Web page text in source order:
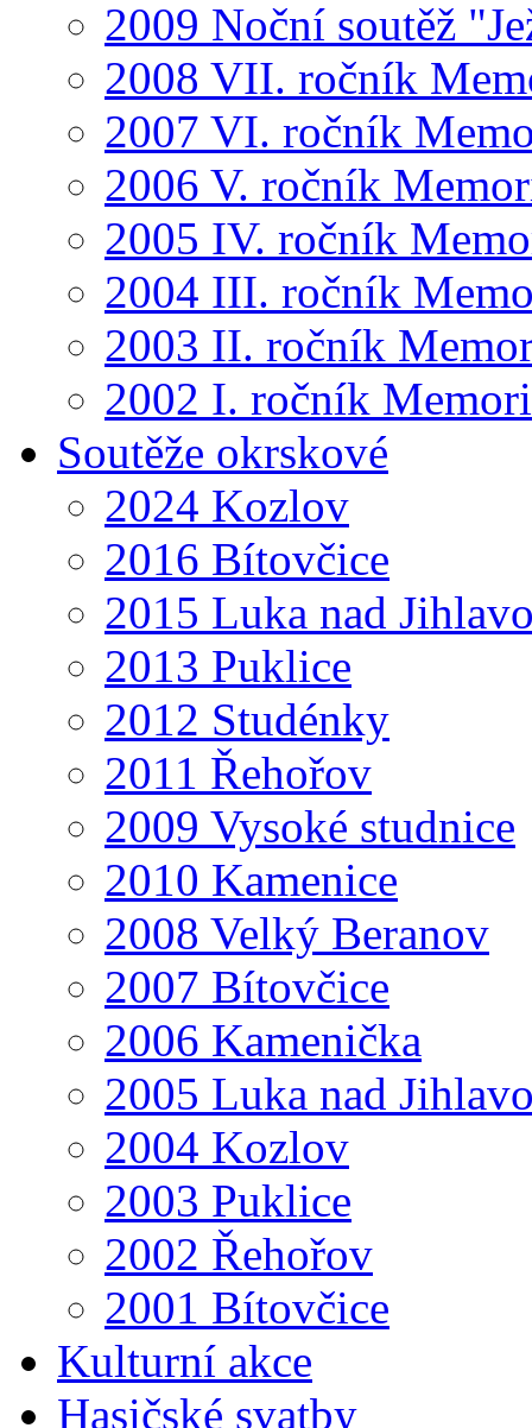
2009 Noční soutěž
2008 VII. ročník
2007 VI. ročník
2006 V. ročník
2005 IV. ročník
2004 III. ročník
2003 II. ročník
2002 I. ročník
Soutěže okrskové
2024 Kozlov
2016 Bítovčice
2015 Luka nad
2013 Puklice
2012 Studénky
2011 Řehořov
2009 Vysoké studnice
2010 Kamenice
2008 Velký Beranov
2007 Bítovčice
2006 Kamenička
2005 Luka nad
2004 Kozlov
2003 Puklice
2002 Řehořov
2001 Bítovčice
Kulturní akce
Hasičské svatby